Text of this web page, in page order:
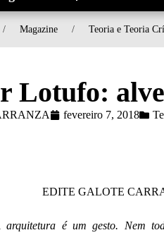
/ Magazine / Teoria e Teoria
Lotufo:
fevereiro 7, 2018
arquitetura é um gesto. Nem